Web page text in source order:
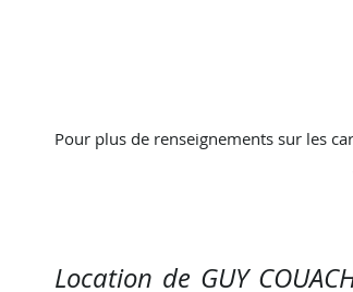
Pour plus de renseignements sur les
Location de GUY